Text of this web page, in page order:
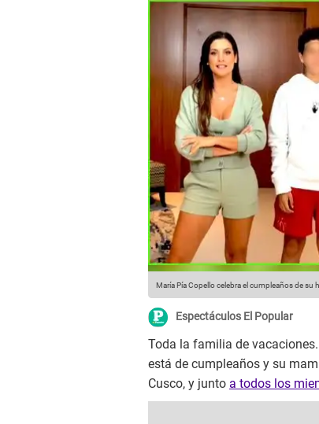
María Pía Copello celebra el cumpleaños de su
Espectáculos El Popular
Toda la familia de
está de cumpleaños y su
Cusco, y junto a todos los